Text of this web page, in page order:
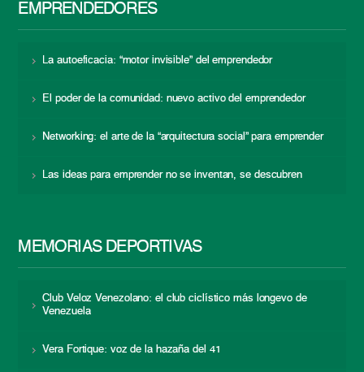
EMPRENDEDORES
La autoeficacia: “motor invisible” del emprendedor
El poder de la comunidad: nuevo activo del emprendedor
Networking: el arte de la “arquitectura social” para emprender
Las ideas para emprender no se inventan, se descubren
MEMORIAS DEPORTIVAS
Club Veloz Venezolano: el club ciclístico más longevo de
Venezuela
Vera Fortique: voz de la hazaña del 41